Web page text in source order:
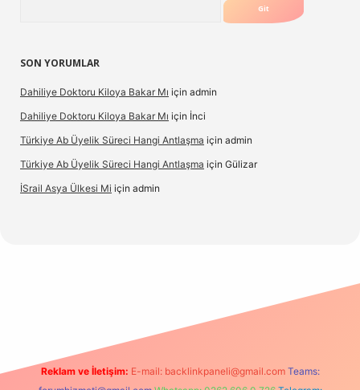
SON YORUMLAR
Dahiliye Doktoru Kiloya Bakar Mı için admin
Dahiliye Doktoru Kiloya Bakar Mı için İnci
Türkiye Ab Üyelik Süreci Hangi Antlaşma için admin
Türkiye Ab Üyelik Süreci Hangi Antlaşma için Gülizar
İSrail Asya Ülkesi Mi için admin
Reklam ve İletişim: E-mail: backlinkpaneli@gmail.com Teams: